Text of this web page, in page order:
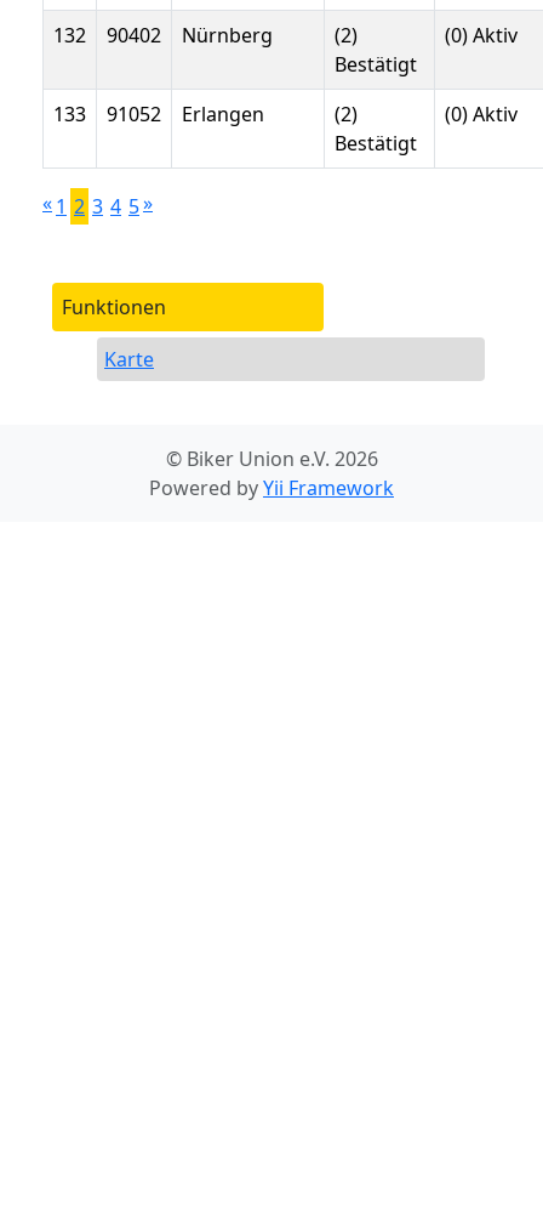
132
90402 Nürnberg
(2)
Bestätigt
(0) Aktiv
133 91052 Erlangen
(2)
Bestätigt
(0) Aktiv
«1 2 3 4 5»
Funktionen
Karte
© Biker Union e.V. 2026
Powered byYii Framework